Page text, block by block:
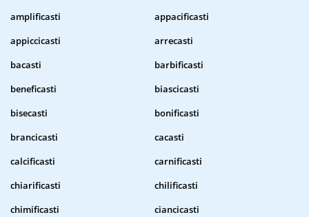
amplificasti
appacificasti
appiccicasti
arrecasti
bacasti
barbificasti
beneficasti
biascicasti
bisecasti
bonificasti
brancicasti
cacasti
calcificasti
carnificasti
chiarificasti
chilificasti
chimificasti
ciancicasti